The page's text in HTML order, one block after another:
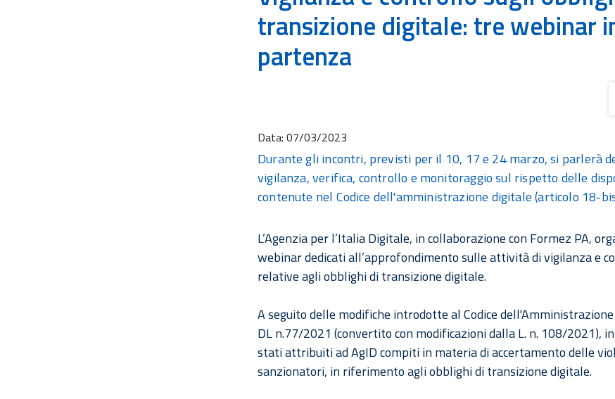
transizione digitale: tre webinar
partenza
Data: 07/03/2023
Durante gli incontri, previsti per il 10, 17 e 24 marzo, si parlerà
vigilanza, verifica, controllo e monitoraggio sul rispetto delle
contenute nel Codice dell'amministrazione digitale (articolo 18-
L’Agenzia per l’Italia Digitale, in collaborazione con Formez PA,
webinar dedicati all’approfondimento sulle attività di vigilanza e
relative agli obblighi di transizione digitale.
A seguito delle modifiche introdotte al Codice
DL n.77/2021 (convertito con modificazioni dalla L. n. 108/2021),
stati attribuiti ad AgID compiti in materia di accertamento delle
sanzionatori, in riferimento agli obblighi di transizione digitale.